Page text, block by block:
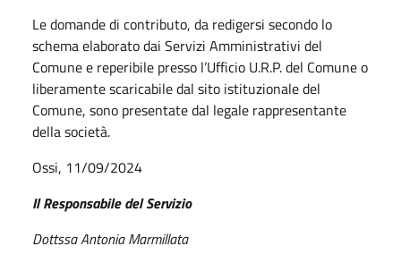
Le domande di contributo, da redigersi secondo lo
schema elaborato dai Servizi Amministrativi del
Comune e reperibile presso l’Ufficio U.R.P. del Comune o
liberamente scaricabile dal sito istituzionale del
Comune, sono presentate dal legale rappresentante
della società.
Ossi, 11/09/2024
Il Responsabile del Servizio
Dottssa Antonia Marmillata